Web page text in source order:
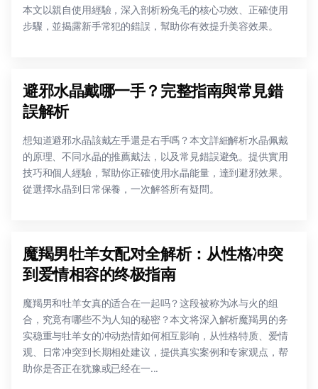
本文以親自使用經驗，深入剖析粉兔毛的核心功效、正確使用
步驟，並揭露新手常犯的錯誤，幫助你有效提升美容效果。
避邪水晶戴哪一手？完整指南與常見錯
誤解析
想知道避邪水晶該戴左手還是右手嗎？本文詳細解析水晶佩戴
的原理、不同水晶的推薦戴法，以及常見錯誤避免。提供實用
技巧和個人經驗，幫助你正確使用水晶能量，達到避邪效果。
從選擇水晶到日常保養，一次解答所有疑問。
魔羯男牡羊女配对全解析：从性格冲突
到爱情相容的终极指南
魔羯男和牡羊女真的适合在一起吗？这段被称为冰与火的组
合，究竟有哪些不为人知的秘密？本文将深入解析魔羯男的务
实稳重与牡羊女的冲动热情如何相互影响，从性格特质、爱情
观、日常冲突到长期相处建议，提供真实案例和专家观点，帮
助你是否正在犹豫或已经在一...